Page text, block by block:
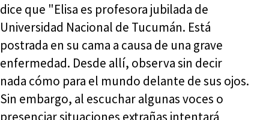
dice que "Elisa es profesora jubilada de
Universidad Nacional de Tucumán. Está
postrada en su cama a causa de una grave
enfermedad. Desde allí, observa sin decir
nada cómo para el mundo delante de sus ojos.
Sin embargo, al escuchar algunas voces o
presenciar situaciones extrañas intentará